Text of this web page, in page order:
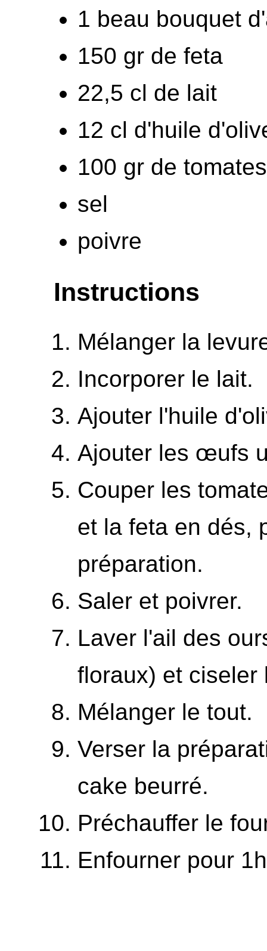
1 beau bouquet
150 gr de feta
22,5 cl de lait
12 cl d'huile
100 gr de
sel
poivre
Instructions
Mélanger la
Incorporer le lait.
Ajouter l'huile
Ajouter les œufs
Couper les
et la feta en dés,
préparation.
Saler et poivrer.
Laver l'ail des
floraux) et ciseler
Mélanger le tout.
Verser la
cake beurré.
Préchauffer le
Enfourner pour